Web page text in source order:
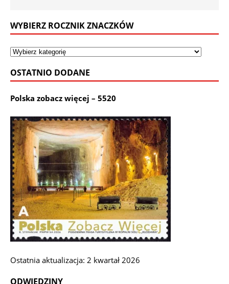
WYBIERZ ROCZNIK ZNACZKÓW
OSTATNIO DODANE
Polska zobacz więcej – 5520
Ostatnia aktualizacja: 2 kwartał 2026
ODWIEDZINY